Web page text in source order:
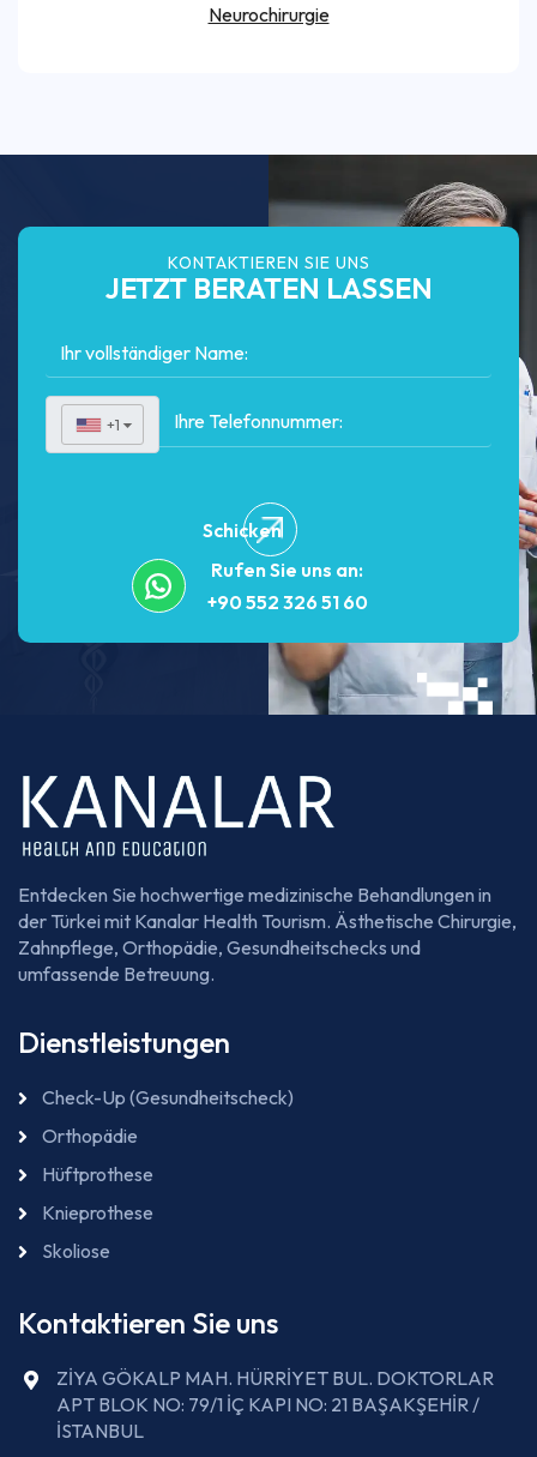
Neurochirurgie
KONTAKTIEREN SIE UNS
JETZT BERATEN LASSEN
+1 ▼
Schicken
Rufen Sie uns an:
+90 552 326 51 60
Entdecken Sie hochwertige medizinische Behandlungen in
der Türkei mit Kanalar Health Tourism. Ästhetische Chirurgie,
Zahnpflege, Orthopädie, Gesundheitschecks und
umfassende Betreuung.
Dienstleistungen
Check-Up (Gesundheitscheck)
Orthopädie
Hüftprothese
Knieprothese
Skoliose
Kontaktieren Sie uns
ZİYA GÖKALP MAH. HÜRRİYET BUL. DOKTORLAR
APT BLOK NO: 79/1 İÇ KAPI NO: 21 BAŞAKŞEHİR /
İSTANBUL